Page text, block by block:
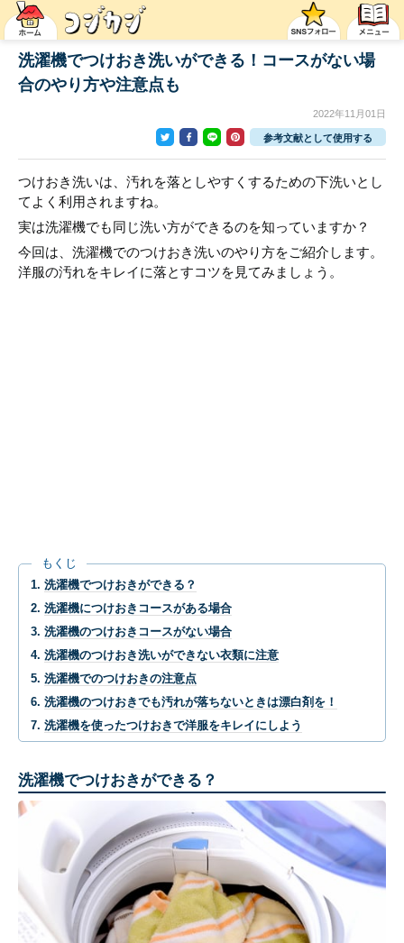
洗濯機でつけおき洗いができる！コースがない場
合のやり方や注意点も
2022年11月01日
参考文献として使用する
つけおき洗いは、汚れを落としやすくするための下洗いとし
てよく利用されますね。
実は洗濯機でも同じ洗い方ができるのを知っていますか？
今回は、洗濯機でのつけおき洗いのやり方をご紹介します。
洋服の汚れをキレイに落とすコツを見てみましょう。
もくじ
洗濯機でつけおきができる？
洗濯機につけおきコースがある場合
洗濯機のつけおきコースがない場合
洗濯機のつけおき洗いができない衣類に注意
洗濯機でのつけおきの注意点
洗濯機のつけおきでも汚れが落ちないときは漂白剤を！
洗濯機を使ったつけおきで洋服をキレイにしよう
洗濯機でつけおきができる？